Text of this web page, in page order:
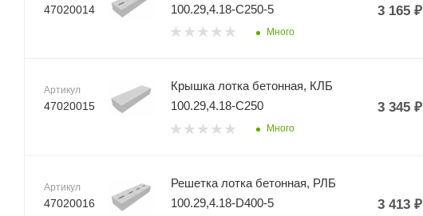
47020014
100.29,4.18-C250-5
Много
3 165₽
Артикул
47020015
Крышка лотка бетонная, КЛБ
100.29,4.18-C250
Много
3 345₽
Артикул
47020016
Решетка лотка бетонная, РЛБ
100.29,4.18-D400-5
3 413₽